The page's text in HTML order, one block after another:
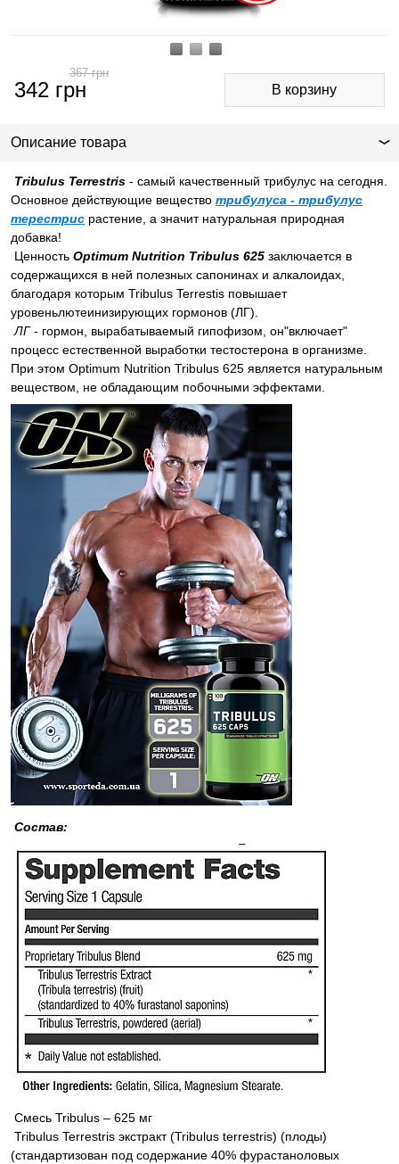
342 грн
367грн
Описание товара
Tribulus Terrestris - самый качественный трибулус на сегодня.
Основное действующие вещество трибулуса - трибулус
терестрис растение, а значит натуральная природная
добавка!
Ценность Optimum Nutrition Tribulus 625 заключается в
содержащихся в ней полезных сапонинах и алкалоидах,
благодаря которым Tribulus Terrestis повышает
уровеньлютеинизирующих гормонов (ЛГ).
ЛГ- гормон, вырабатываемый гипофизом, он"включает"
процесс естественной выработки тестостерона в организме.
При этом Optimum Nutrition Tribulus 625 является натуральным
веществом, не обладающим побочными эффектами.
Состав:
Смесь Tribulus – 625 мг
Tribulus Terrestris экстракт (Tribulus terrestris) (плоды)
(стандартизован под содержание 40% фурастаноловых